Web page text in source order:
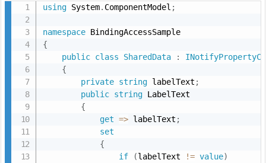
イベントハンドラーの登録:
LabelTextChanged +=
UpdateLabel;
UpdateLabel
イベントの発火:
using System. ComponentModel ;
namespace
{
public class SharedData :
{
private string labelText ;
public string LabelText
{
get => labelText ;
set
{
if
(labelText != value)